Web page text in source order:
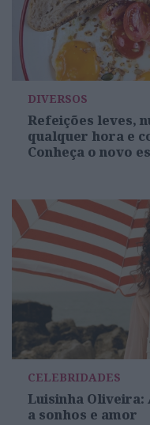
DIVERSOS
Refeições leves,
qualquer hora e
Conheça o novo
CELEBRIDADES
Luisinha
a sonhos e amor